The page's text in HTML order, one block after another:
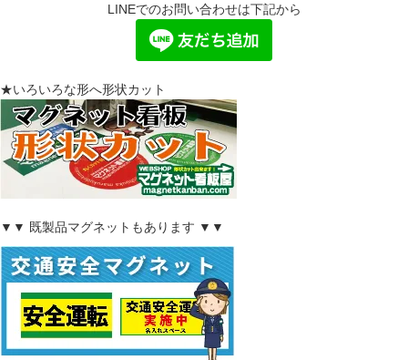
LINEでのお問い合わせは下記から
★いろいろな形へ形状カット
▼▼ 既製品マグネットもあります ▼▼